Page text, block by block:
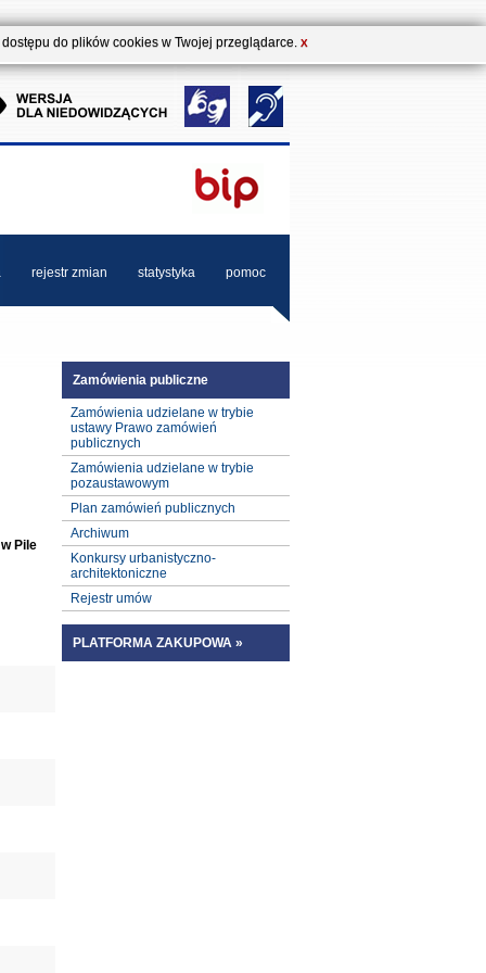
do plików cookies w Twojej przeglądarce. X
rejestr zmian statystyka pomoc
Pile
Zamówienia publiczne
Zamówienia udzielane w trybie
ustawy Prawo zamówień
publicznych
Zamówienia udzielane w trybie
pozaustawowym
Plan zamówień publicznych
Archiwum
Konkursy urbanistyczno-
architektoniczne
Rejestr umów
PLATFORMA ZAKUPOWA »